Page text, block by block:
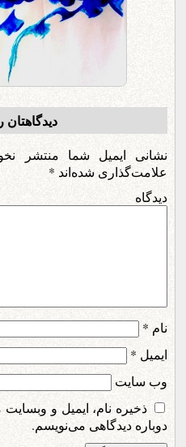
دیدگاهتان
نشانی ایمیل شما منتشر
علامت‌گذاری شده‌اند *
نام *
ایمیل *
وب‌ سایت
ذخیره نام، ایمیل و
دوباره دیدگاهی می‌نویسم.